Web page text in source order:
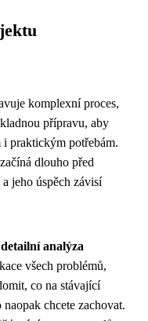
komplexní proces,
přípravu, aby
i praktickým potřebám.
dlouho před
jeho úspěch závisí
analýza
všech problémů,
co na stávající
chcete zachovat.